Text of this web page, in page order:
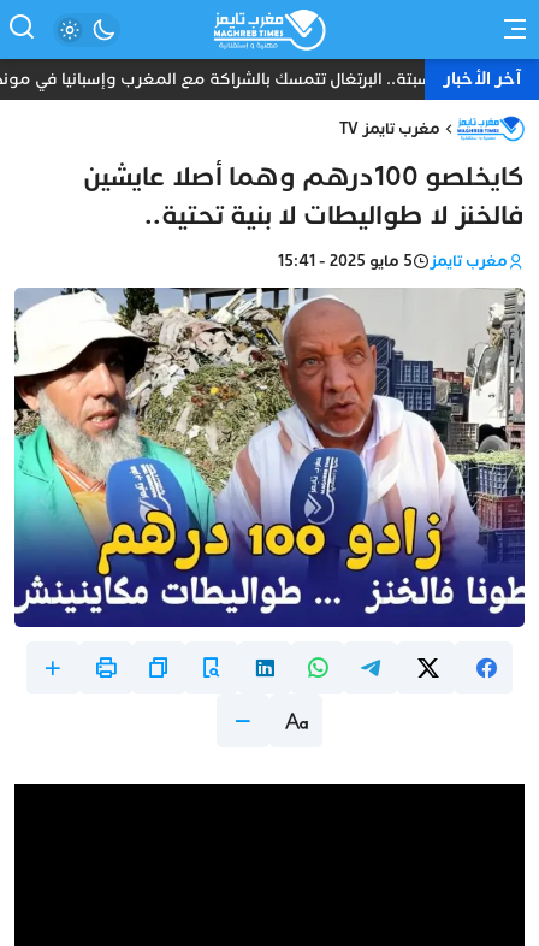
آخر الأخبار
حول سبتة.. البرتغال تتمسك بالشراكة مع المغرب وإسبانيا في مونديال
مغرب تايمز TV
كايخلصو 100درهم وهما أصلا عايشين
فالخنز لا طواليطات لا بنية تحتية..
مغرب تايمز 5 مايو 2025 - 15:41